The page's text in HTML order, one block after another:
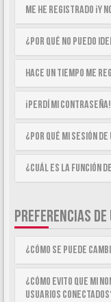
Me he registrado ¡y
¿Por qué no puedo
Hace un tiempo me
¡Perdí mi contraseña!
¿Por qué mi sesión
¿Cuál es la función
PREFERENCIAS
¿Cómo se puede
¿Cómo evito que mi
usuarios